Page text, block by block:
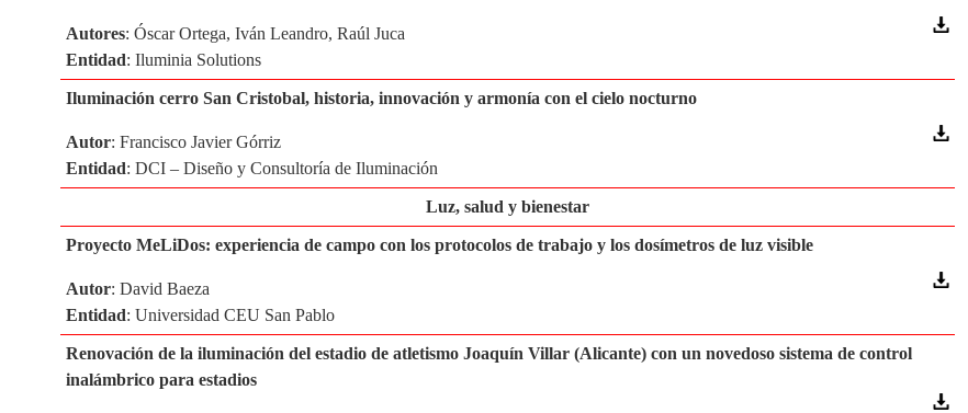
Autores: Óscar Ortega, Iván Leandro, Raúl Juca
Entidad: Iluminia Solutions
Iluminación cerro San Cristobal, historia, innovación y armonía con el cielo nocturno
Autor: Francisco Javier Górriz
Entidad: DCI – Diseño y Consultoría de Iluminación
Luz, salud y bienestar
Proyecto MeLiDos: experiencia de campo con los protocolos de trabajo y los dosímetros de luz visible
Autor: David Baeza
Entidad: Universidad CEU San Pablo
Renovación de la iluminación del estadio de atletismo Joaquín Villar (Alicante) con un novedoso sistema de control
inalámbrico para estadios